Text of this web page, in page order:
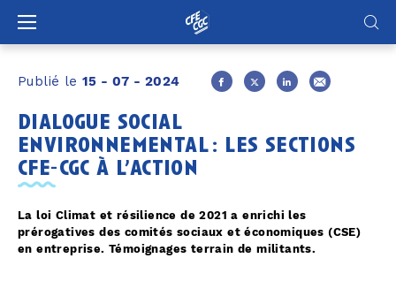
Publié le 15 - 07 - 2024
dialogue social
environnemental : les sections
cfe-cgc à l’action
La loi Climat et résilience de 2021 a enrichi les
prérogatives des comités sociaux et économiques (CSE)
en entreprise. Témoignages terrain de militants.
Panneau de gestion des cookies